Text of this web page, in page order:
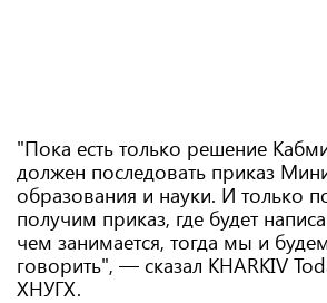
"Пока есть только решение
должен последовать приказ
образования и науки. И только
получим приказ, где будет
чем занимается, тогда мы и
говорить", — сказал KHARKIV
ХНУГХ.